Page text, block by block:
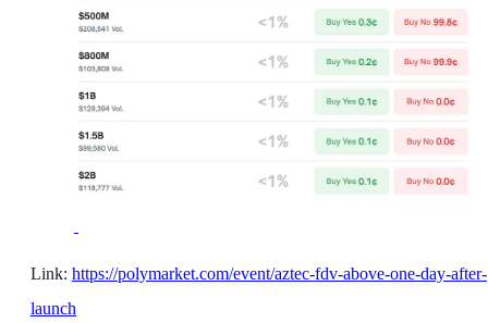
Link: https://polymarket.com/event/aztec-fdv-above-one-day-after-
launch